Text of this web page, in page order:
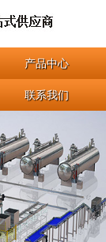
产品中心
联系我们